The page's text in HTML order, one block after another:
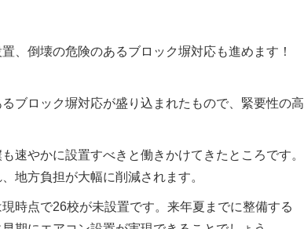
、倒壊の危険のあるブロック塀対応も進めます！
ブロック塀対応が盛り込まれたもので、緊要性の高
速やかに設置すべきと働きかけてきたところです。
地方負担が大幅に削減されます。
時点で26校が未設置です。来年夏までに整備する